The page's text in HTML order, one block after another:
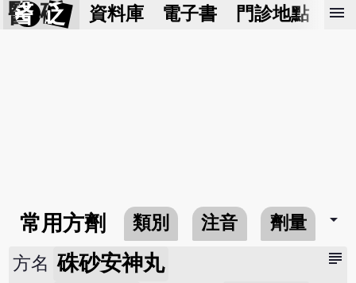
醫 砭 資料庫 電子書 門診地點 預
menu
常用方劑 類別 注音 劑量 arrow_drop_down
subject
方名 硃砂安神丸